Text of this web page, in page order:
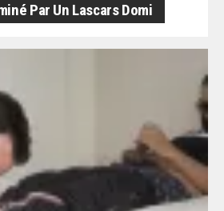
Par Un Lascars Domi